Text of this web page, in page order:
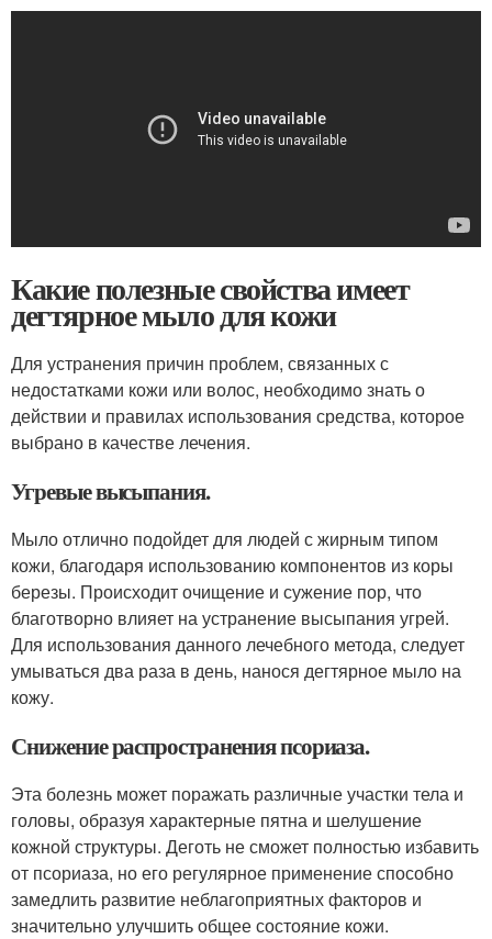
Какие полезные свойства имеет
дегтярное мыло для кожи
Для устранения причин проблем, связанных с
недостатками кожи или волос, необходимо знать о
действии и правилах использования средства, которое
выбрано в качестве лечения.
Угревые высыпания.
Мыло отлично подойдет для людей с жирным типом
кожи, благодаря использованию компонентов из коры
березы. Происходит очищение и сужение пор, что
благотворно влияет на устранение высыпания угрей.
Для использования данного лечебного метода, следует
умываться два раза в день, нанося дегтярное мыло на
кожу.
Снижение распространения псориаза.
Эта болезнь может поражать различные участки тела и
головы, образуя характерные пятна и шелушение
кожной структуры. Деготь не сможет полностью избавить
от псориаза, но его регулярное применение способно
замедлить развитие неблагоприятных факторов и
значительно улучшить общее состояние кожи.